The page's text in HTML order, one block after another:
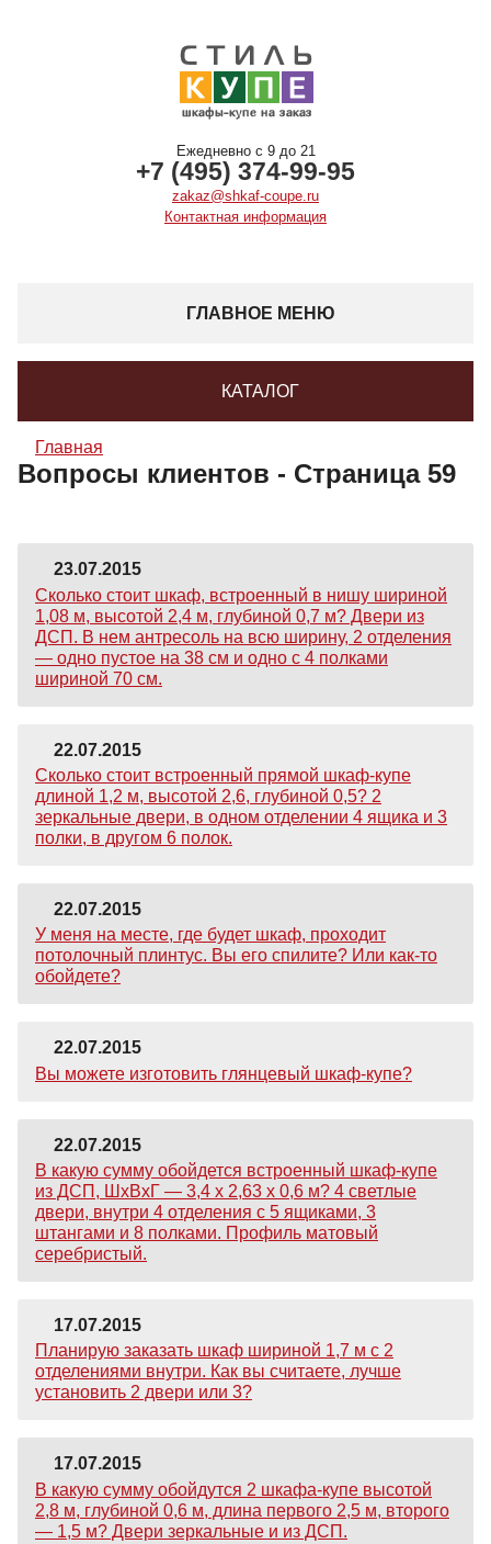
Ежедневно с 9 до 21
+7 (495) 374-99-95
zakaz@shkaf-coupe.ru
Контактная информация
ГЛАВНОЕ МЕНЮ
КАТАЛОГ
Главная
Вопросы клиентов - Страница 59
23.07.2015
Сколько стоит шкаф, встроенный в нишу шириной
1,08 м, высотой 2,4 м, глубиной 0,7 м? Двери из
ДСП. В нем антресоль на всю ширину, 2 отделения
— одно пустое на 38 см и одно с 4 полками
шириной 70 см.
22.07.2015
Сколько стоит встроенный прямой шкаф-купе
длиной 1,2 м, высотой 2,6, глубиной 0,5? 2
зеркальные двери, в одном отделении 4 ящика и 3
полки, в другом 6 полок.
22.07.2015
У меня на месте, где будет шкаф, проходит
потолочный плинтус. Вы его спилите? Или как-то
обойдете?
22.07.2015
Вы можете изготовить глянцевый шкаф-купе?
22.07.2015
В какую сумму обойдется встроенный шкаф-купе
из ДСП, ШхВхГ — 3,4 х 2,63 х 0,6 м? 4 светлые
двери, внутри 4 отделения с 5 ящиками, 3
штангами и 8 полками. Профиль матовый
серебристый.
17.07.2015
Планирую заказать шкаф шириной 1,7 м с 2
отделениями внутри. Как вы считаете, лучше
установить 2 двери или 3?
17.07.2015
В какую сумму обойдутся 2 шкафа-купе высотой
2,8 м, глубиной 0,6 м, длина первого 2,5 м, второго
— 1,5 м? Двери зеркальные и из ДСП.